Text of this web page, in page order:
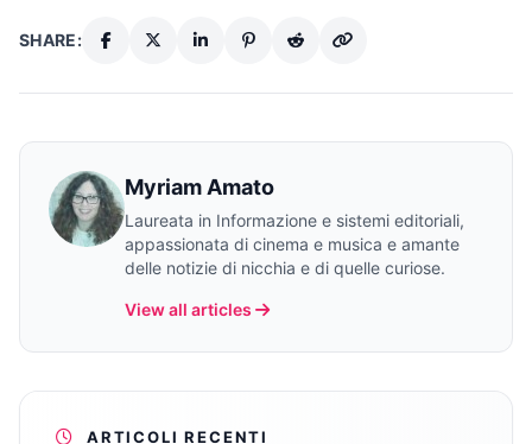
SHARE:
Myriam Amato
Laureata in Informazione e sistemi editoriali,
appassionata di cinema e musica e amante
delle notizie di nicchia e di quelle curiose.
View all articles
ARTICOLI RECENTI